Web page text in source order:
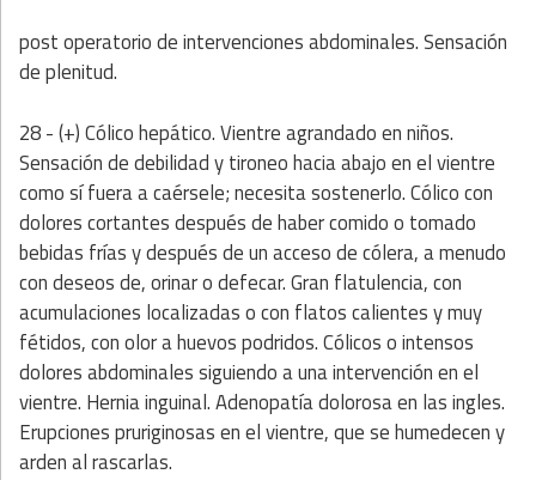
post operatorio de intervenciones abdominales. Sensación
de plenitud.
28 - (+) Cólico hepático. Vientre agrandado en niños.
Sensación de debilidad y tironeo hacia abajo en el vientre
como sí fuera a caérsele; necesita sostenerlo. Cólico con
dolores cortantes después de haber comido o tomado
bebidas frías y después de un acceso de cólera, a menudo
con deseos de, orinar o defecar. Gran flatulencia, con
acumulaciones localizadas o con flatos calientes y muy
fétidos, con olor a huevos podridos. Cólicos o intensos
dolores abdominales siguiendo a una intervención en el
vientre. Hernia inguinal. Adenopatía dolorosa en las ingles.
Erupciones pruriginosas en el vientre, que se humedecen y
arden al rascarlas.